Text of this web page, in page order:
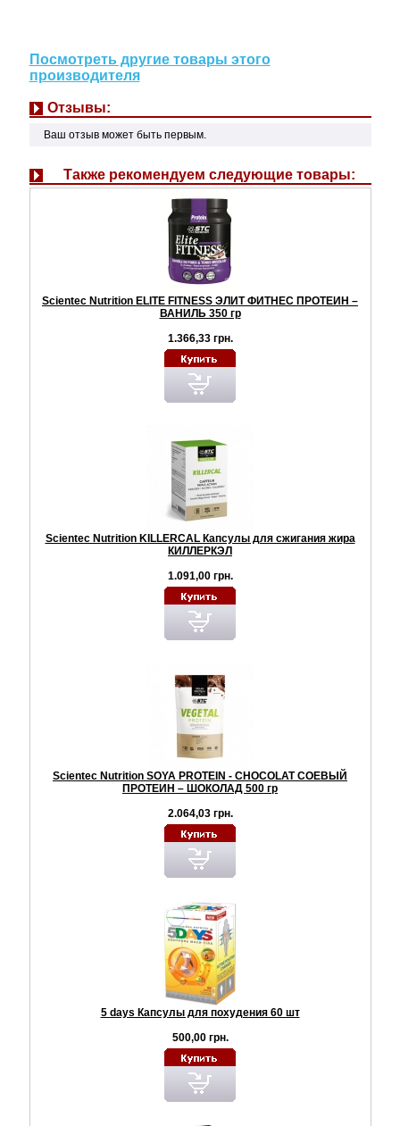
Посмотреть другие товары этого
производителя
Отзывы:
Ваш отзыв может быть первым.
Также рекомендуем следующие товары:
Scientec Nutrition ELITE FITNESS ЭЛИТ ФИТНЕС ПРОТЕИН –
ВАНИЛЬ 350 гр
1.366,33 грн.
Scientec Nutrition KILLERCAL Капсулы для сжигания жира
КИЛЛЕРКЭЛ
1.091,00 грн.
Scientec Nutrition SOYA PROTEIN - CHOCOLAT СОЕВЫЙ
ПРОТЕИН – ШОКОЛАД 500 гр
2.064,03 грн.
5 days Капсулы для похудения 60 шт
500,00 грн.